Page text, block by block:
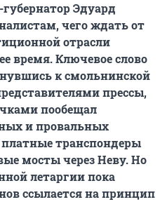
Эдуард
чего ждать от
отрасли
время. Ключевое слово
к смольнинской
прессы,
пообещал
и провальных
платные транспондеры
мосты через Неву. Но
летаргии пока
ссылается на принцип